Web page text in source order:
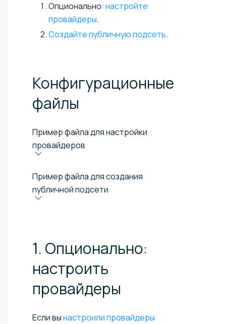
Опционально: настройте
провайдеры.
Создайте публичную подсеть.
Конфигурационные
файлы
Пример файла для настройки
провайдеров
Пример файла для создания
публичной подсети
1. Опционально:
настроить
провайдеры
Если вынастроили провайдеры